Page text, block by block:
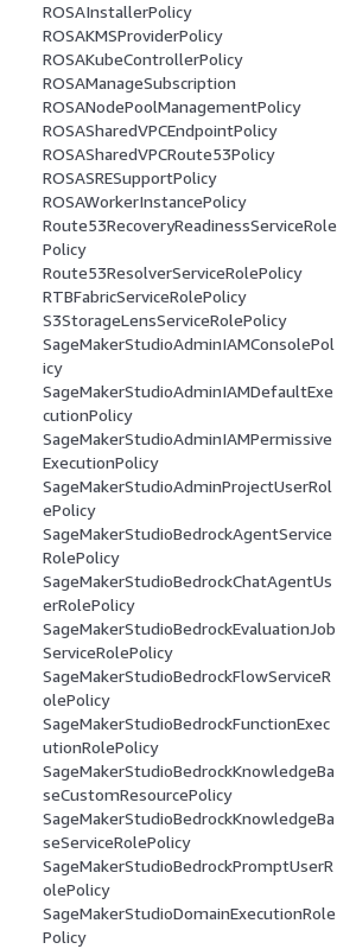
ROSAInstallerPolicy
ROSAKMSProviderPolicy
ROSAKubeControllerPolicy
ROSAManageSubscription
ROSANodePoolManagementPolicy
ROSASharedVPCEndpointPolicy
ROSASharedVPCRoute53Policy
ROSASRESupportPolicy
ROSAWorkerInstancePolicy
Route53RecoveryReadinessServiceRole
Policy
Route53ResolverServiceRolePolicy
RTBFabricServiceRolePolicy
S3StorageLensServiceRolePolicy
SageMakerStudioAdminIAMConsolePol
icy
SageMakerStudioAdminIAMDefaultExe
cutionPolicy
SageMakerStudioAdminIAMPermissive
ExecutionPolicy
SageMakerStudioAdminProjectUserRol
ePolicy
SageMakerStudioBedrockAgentService
RolePolicy
SageMakerStudioBedrockChatAgentUs
erRolePolicy
SageMakerStudioBedrockEvaluationJob
ServiceRolePolicy
SageMakerStudioBedrockFlowServiceR
olePolicy
SageMakerStudioBedrockFunctionExec
utionRolePolicy
SageMakerStudioBedrockKnowledgeBa
seCustomResourcePolicy
SageMakerStudioBedrockKnowledgeBa
seServiceRolePolicy
SageMakerStudioBedrockPromptUserR
olePolicy
SageMakerStudioDomainExecutionRole
Policy